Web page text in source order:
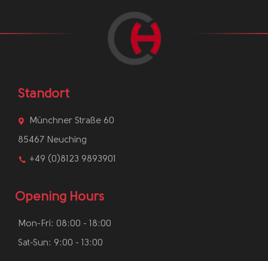
Standort
 Münchner Straße 60
85467 Neuching
 +49 (0)8123 9893901
Opening Hours
Mon-Fri: 08:00 - 18:00
Sat-Sun: 9:00 - 13:00